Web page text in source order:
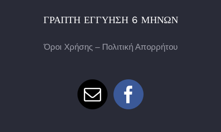
ΓΡΑΠΤΉ ΕΓΓΎΗΣΗ 6 ΜΗΝΏΝ
Όροι Χρήσης – Πολιτική Απορρήτου